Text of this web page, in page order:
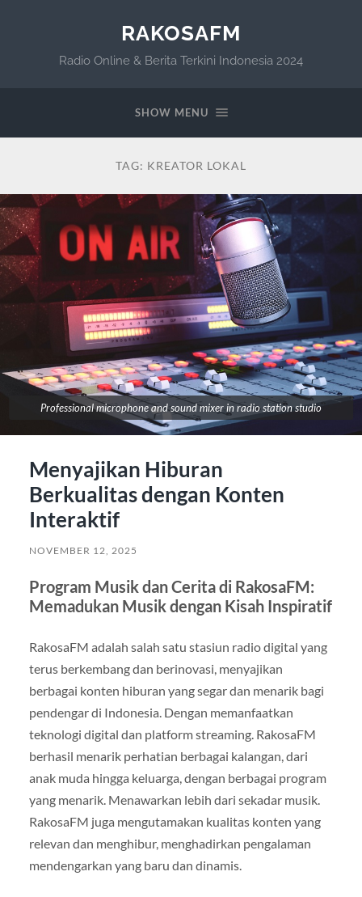
RAKOSAFM
Radio Online & Berita Terkini Indonesia 2024
SHOW MENU
TAG: KREATOR LOKAL
Professional microphone and sound mixer in radio station studio
Menyajikan Hiburan
Berkualitas dengan Konten
Interaktif
NOVEMBER 12, 2025
Program Musik dan Cerita di RakosaFM:
Memadukan Musik dengan Kisah Inspiratif
RakosaFM adalah salah satu stasiun radio digital yang
terus berkembang dan berinovasi, menyajikan
berbagai konten hiburan yang segar dan menarik bagi
pendengar di Indonesia. Dengan memanfaatkan
teknologi digital dan platform streaming. RakosaFM
berhasil menarik perhatian berbagai kalangan, dari
anak muda hingga keluarga, dengan berbagai program
yang menarik. Menawarkan lebih dari sekadar musik.
RakosaFM juga mengutamakan kualitas konten yang
relevan dan menghibur, menghadirkan pengalaman
mendengarkan yang baru dan dinamis.